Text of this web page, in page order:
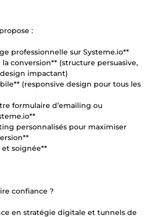
:
professionnelle sur Systeme.io**
conversion** (structure persuasive,
impactant)
(responsive design pour tous les
formulaire d’emailing ou
personnalisés pour maximiser
et soignée**
confiance ?
en stratégie digitale et tunnels de